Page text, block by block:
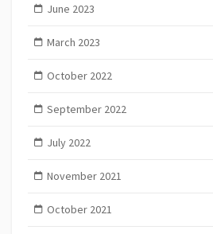
June 2023
March 2023
October 2022
September 2022
July 2022
November 2021
October 2021